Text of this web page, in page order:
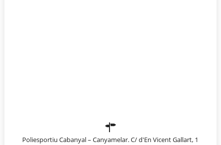
Poliesportiu Cabanyal – Canyamelar. C/ d'En Vicent Gallart, 1